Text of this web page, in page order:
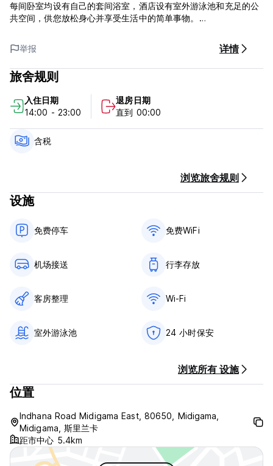
每间卧室均设有自己的套间浴室，酒店设有室外游泳池和充足的公
共空间，供您放松身心并享受生活中的简单事物。
***物业政策***
取消政策：抵达前 7 天。如果延迟取消或未入住，我们将向您收取
入住第一晚的费用。
入住时间为14:00至23:00。
抵达时以现金或信用卡付款。
含税。
不含早餐。
没有宵禁。
举报 详情
旅舍规则
入住日期
14:00 - 23:00
退房日期
直到 00:00
含税
浏览旅舍规则
设施
免费停车 免费WiFi
机场接送 行李存放
客房整理 Wi-Fi
室外游泳池 24 小时保安
浏览所有 设施
位置
Indhana Road Midigama East, 80650, Midigama,
Midigama, 斯里兰卡
距市中心 5.4km